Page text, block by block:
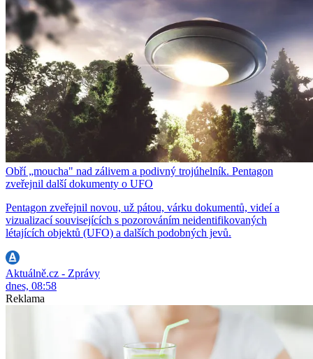
Obří „moucha" nad zálivem a podivný trojúhelník. Pentagon
zveřejnil další dokumenty o UFO
Pentagon zveřejnil novou, už pátou, várku dokumentů, videí a
vizualizací souvisejících s pozorováním neidentifikovaných
létajících objektů (UFO) a dalších podobných jevů.
Aktuálně.cz - Zprávy
dnes, 08:58
Reklama